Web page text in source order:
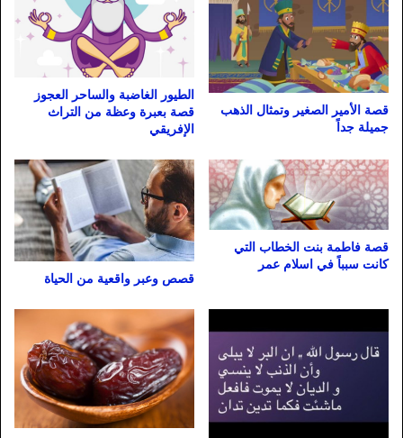
قصة الأمير الصغير وتمثال الذهب
جميلة جداً
الطيور الغاضبة والساحر العجوز
قصة بعبرة وعظة من التراث
الإفريقي
قصة فاطمة بنت الخطاب التي
كانت سبباً في اسلام عمر
قصص وعبر واقعية من الحياة